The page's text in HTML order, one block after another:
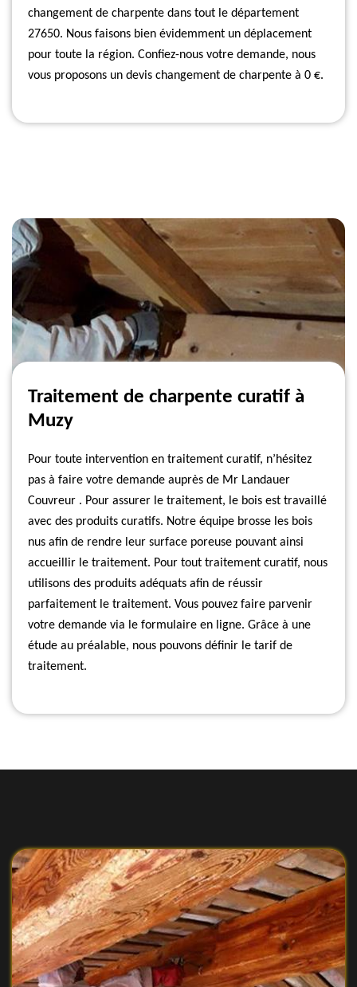
changement de charpente dans tout le département
27650. Nous faisons bien évidemment un déplacement
pour toute la région. Confiez-nous votre demande, nous
vous proposons un devis changement de charpente à 0 €.
Traitement de charpente curatif à
Muzy
Pour toute intervention en traitement curatif, n’hésitez
pas à faire votre demande auprès de Mr Landauer
Couvreur . Pour assurer le traitement, le bois est travaillé
avec des produits curatifs. Notre équipe brosse les bois
nus afin de rendre leur surface poreuse pouvant ainsi
accueillir le traitement. Pour tout traitement curatif, nous
utilisons des produits adéquats afin de réussir
parfaitement le traitement. Vous pouvez faire parvenir
votre demande via le formulaire en ligne. Grâce à une
étude au préalable, nous pouvons définir le tarif de
traitement.